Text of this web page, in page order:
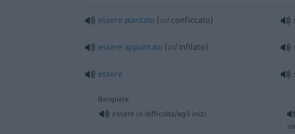
essere piantato (odconficcato)
essere appuntato (odinfilato)
essere
Beispiele
essere in difficoltà/agli inizi